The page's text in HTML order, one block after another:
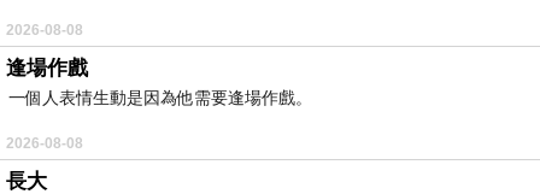
2026-08-08
逢場作戲
一個人表情生動是因為他需要逢場作戲。
2026-08-08
長大